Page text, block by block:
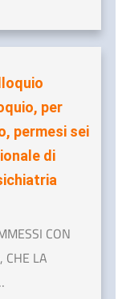
per
permesi sei
di
CON
CHE LA